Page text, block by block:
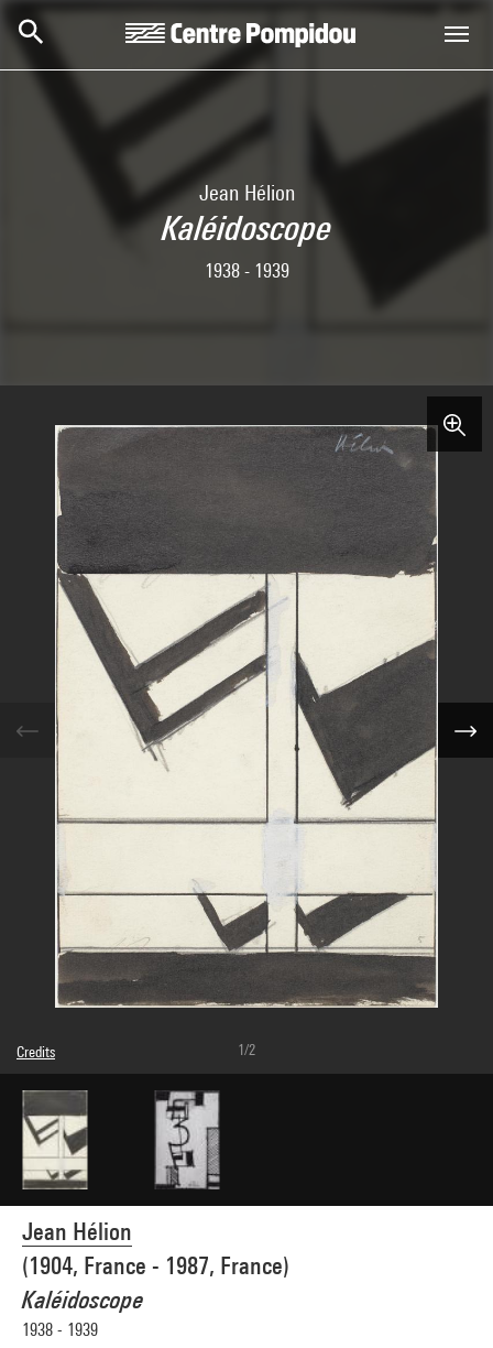
Skip to main content
Centre Pompidou
Jean Hélion
Kaléidoscope
1938 - 1939
Jean Hélion
(1904, France - 1987, France)
Kaléidoscope
1938 - 1939
Credits
© Adagp, Paris
Photo credits : Centre Pompidou, MNAM-CCI/Janeth Rodriguez-Garcia/Dist.
GrandPalaisRmn
Image reference : 4Y10246
Image presentation :
GrandPalaisRmnPhoto
1/2